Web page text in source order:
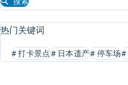
热门关键词
打卡景点
# 日本遗产
# 停车场
# #